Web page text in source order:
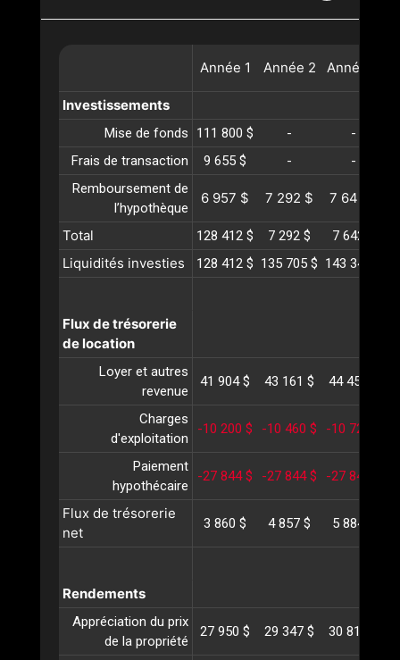
Année 1 Année 2 Année
Investissements
Mise de fonds 111 800 $ -
-
Frais de transaction
9 655 $ -
-
Remboursement de
l’hypothèque
6 957 $ 7 292 $ 7 642 $
Total 128 412 $ 7 292 $ 7 642 $
Liquidités investies 128 412 $ 135 705 $ 143 348 $
Flux de trésorerie
de location
Loyer et autres
revenue
41 904 $ 43 161 $ 44 455 $
Charges
d'exploitation
-10 200 $ -10 460 $ -10 727 $
Paiement
hypothécaire
-27 844 $ -27 844 $ -27 844 $
Flux de trésorerie
net
3 860 $ 4 857 $ 5 884 $
Rendements
Appréciation du prix
de la propriété
27 950 $ 29 347 $ 30 814 $